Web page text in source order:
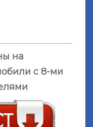
на
с 8-ми